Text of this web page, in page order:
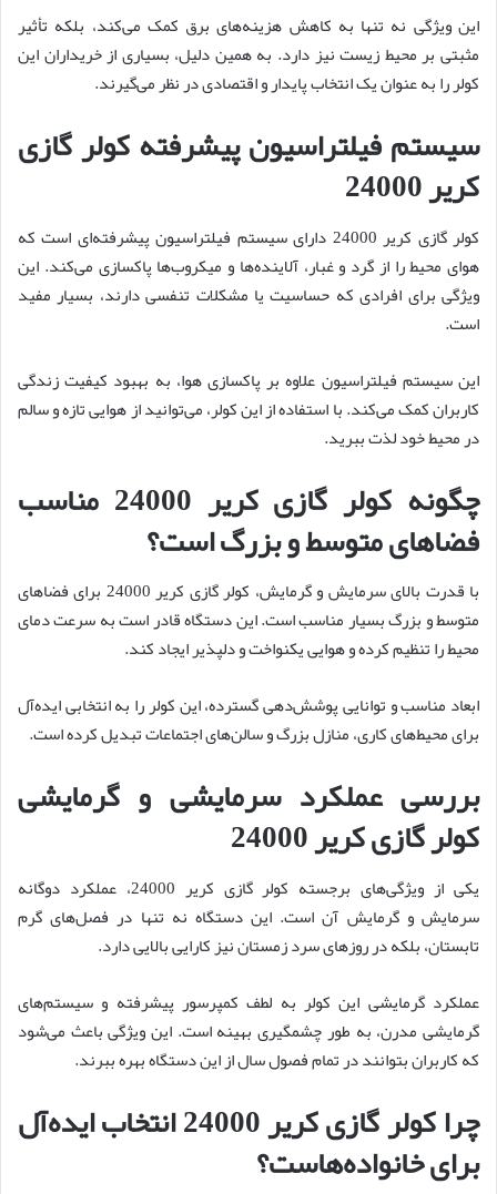
این ویژگی نه تنها به کاهش هزینه‌های برق کمک می‌کند، بلکه تأثیر
مثبتی بر محیط زیست نیز دارد. به همین دلیل، بسیاری از خریداران این
کولر را به عنوان یک انتخاب پایدار و اقتصادی در نظر می‌گیرند.
سیستم فیلتراسیون پیشرفته کولر گازی
کریر 24000
کولر گازی کریر 24000 دارای سیستم فیلتراسیون پیشرفته‌ای است که
هوای محیط را از گرد و غبار، آلاینده‌ها و میکروب‌ها پاکسازی می‌کند. این
ویژگی برای افرادی که حساسیت یا مشکلات تنفسی دارند، بسیار مفید
است.
این سیستم فیلتراسیون علاوه بر پاکسازی هوا، به بهبود کیفیت زندگی
کاربران کمک می‌کند. با استفاده از این کولر، می‌توانید از هوایی تازه و سالم
در محیط خود لذت ببرید.
چگونه کولر گازی کریر 24000 مناسب
فضاهای متوسط و بزرگ است؟
با قدرت بالای سرمایش و گرمایش، کولر گازی کریر 24000 برای فضاهای
متوسط و بزرگ بسیار مناسب است. این دستگاه قادر است به سرعت دمای
محیط را تنظیم کرده و هوایی یکنواخت و دلپذیر ایجاد کند.
ابعاد مناسب و توانایی پوشش‌دهی گسترده، این کولر را به انتخابی ایده‌آل
برای محیط‌های کاری، منازل بزرگ و سالن‌های اجتماعات تبدیل کرده است.
بررسی عملکرد سرمایشی و گرمایشی
کولر گازی کریر 24000
یکی از ویژگی‌های برجسته کولر گازی کریر 24000، عملکرد دوگانه
سرمایش و گرمایش آن است. این دستگاه نه تنها در فصل‌های گرم
تابستان، بلکه در روزهای سرد زمستان نیز کارایی بالایی دارد.
عملکرد گرمایشی این کولر به لطف کمپرسور پیشرفته و سیستم‌های
گرمایشی مدرن، به طور چشمگیری بهینه است. این ویژگی باعث می‌شود
که کاربران بتوانند در تمام فصول سال از این دستگاه بهره ببرند.
چرا کولر گازی کریر 24000 انتخاب ایده‌آل
برای خانواده‌هاست؟